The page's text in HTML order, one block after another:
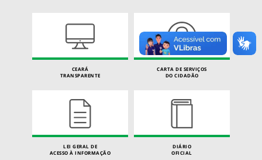
CEARÁ
TRANSPARENTE
CARTA DE SERVIÇOS
DO CIDADÃO
LEI GERAL DE
ACESSO À INFORMAÇÃO
DIÁRIO
OFICIAL